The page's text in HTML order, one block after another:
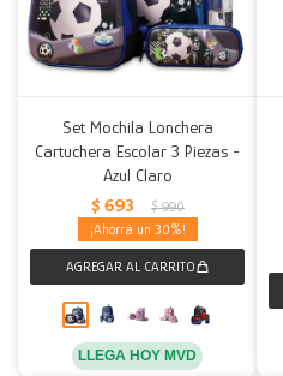
Set Mochila Lonchera
Cartuchera Escolar 3 Piezas -
Azul Claro
$ 693 $ 990
30
LLEGA HOY MVD